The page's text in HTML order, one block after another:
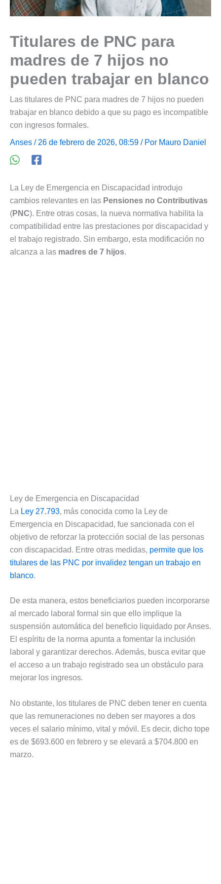
Titulares de PNC para
madres de 7 hijos no
pueden trabajar en blanco
Las titulares de PNC para madres de 7 hijos no pueden
trabajar en blanco debido a que su pago es incompatible
con ingresos formales.
Anses / 26 de febrero de 2026, 08:59 / Por Mauro Daniel
La Ley de Emergencia en Discapacidad introdujo
cambios relevantes en las Pensiones no Contributivas
(PNC). Entre otras cosas, la nueva normativa habilita la
compatibilidad entre las prestaciones por discapacidad y
el trabajo registrado. Sin embargo, esta modificación no
alcanza a las madres de 7 hijos.
Ley de Emergencia en Discapacidad
La Ley 27.793, más conocida como la Ley de
Emergencia en Discapacidad, fue sancionada con el
objetivo de reforzar la protección social de las personas
con discapacidad. Entre otras medidas, permite que los
titulares de las PNC por invalidez tengan un trabajo en
blanco.
De esta manera, estos beneficiarios pueden incorporarse
al mercado laboral formal sin que ello implique la
suspensión automática del beneficio liquidado por Anses.
El espíritu de la norma apunta a fomentar la inclusión
laboral y garantizar derechos. Además, busca evitar que
el acceso a un trabajo registrado sea un obstáculo para
mejorar los ingresos.
No obstante, los titulares de PNC deben tener en cuenta
que las remuneraciones no deben ser mayores a dos
veces el salario mínimo, vital y móvil. Es decir, dicho tope
es de $693.600 en febrero y se elevará a $704.800 en
marzo.